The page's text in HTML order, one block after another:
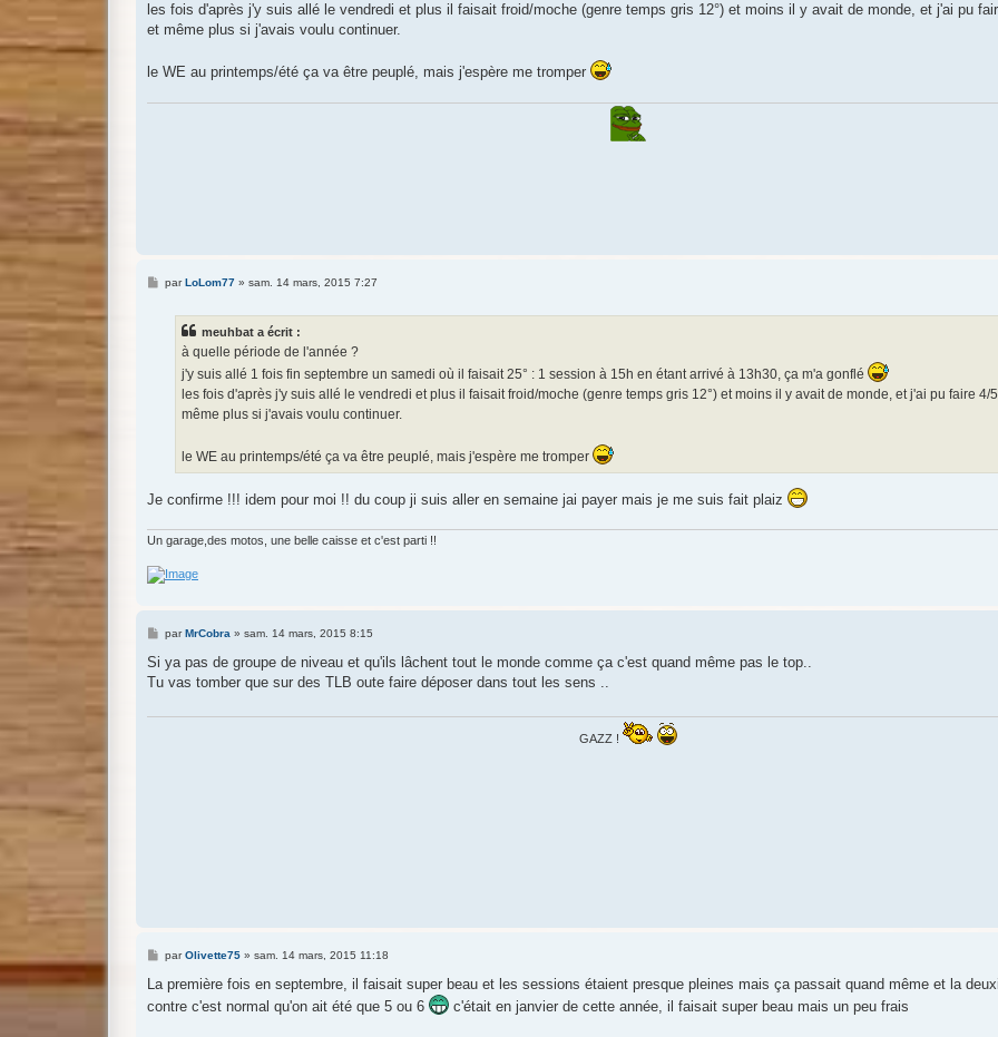
e
les fois d'après j'y suis allé le vendredi et plus il faisait froid/moche (genre temps gris 12°) et moins il y avait de monde, et j'ai pu
et même plus si j'avais voulu continuer.
le WE au printemps/été ça va être peuplé, mais j'espère me tromper
MparLoLom77» sam. 14 mars, 2015 7:27
meuhbat a écrit :
à quelle période de l'année ?
j'y suis allé 1 fois fin septembre un samedi où il faisait 25° : 1 session à 15h en étant arrivé à 13h30, ça m'a gonflé
les fois d'après j'y suis allé le vendredi et plus il faisait froid/moche (genre temps gris 12°) et moins il y avait de monde, et j'ai pu faire 4/
même plus si j'avais voulu continuer.
le WE au printemps/été ça va être peuplé, mais j'espère me tromper
Je confirme !!! idem pour moi !! du coup ji suis aller en semaine jai payer mais je me suis fait plaiz
Un garage,des motos, une belle caisse et c'est parti !!
M
s
s
a
par MrCobra» sam. 14 mars, 2015 8:15
Si ya pas de groupe de niveau et qu'ils lâchent tout le monde comme ça c'est quand même pas le top..
Tu vas tomber que sur des TLB oute faire déposer dans tout les sens ..
GAZZ !
M
s
a
parOlivette75» sam. 14 mars, 2015 11:18
La première fois en septembre, il faisait super beau et les sessions étaient presque pleines mais ça passait quand même et la
contre c'est normal qu'on ait été que 5 ou 6
c'était en janvier de cette année, il faisait super beau mais un peu frais